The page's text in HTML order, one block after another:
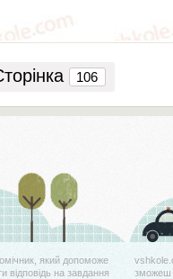
який допоможе
відповідь на завдання
зможеш